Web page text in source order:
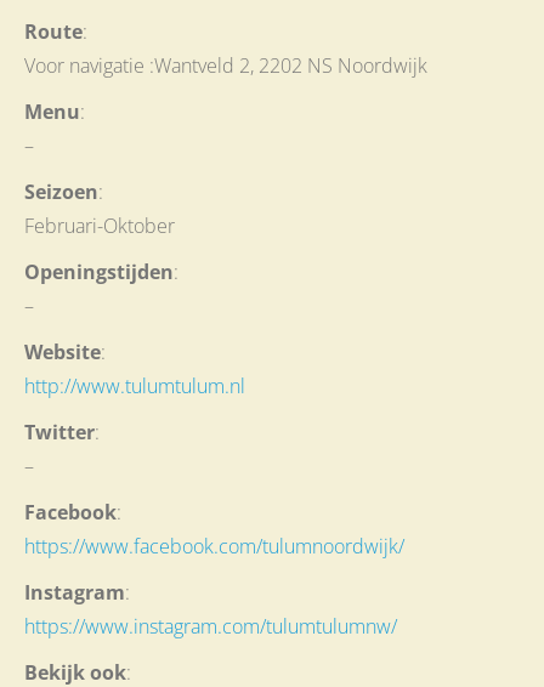
Route:
Voor navigatie :Wantveld 2, 2202 NS Noordwijk
Menu:
–
Seizoen:
Februari-Oktober
Openingstijden:
–
Website:
http://www.tulumtulum.nl
Twitter:
–
Facebook:
https://www.facebook.com/tulumnoordwijk/
Instagram:
https://www.instagram.com/tulumtulumnw/
Bekijk ook: